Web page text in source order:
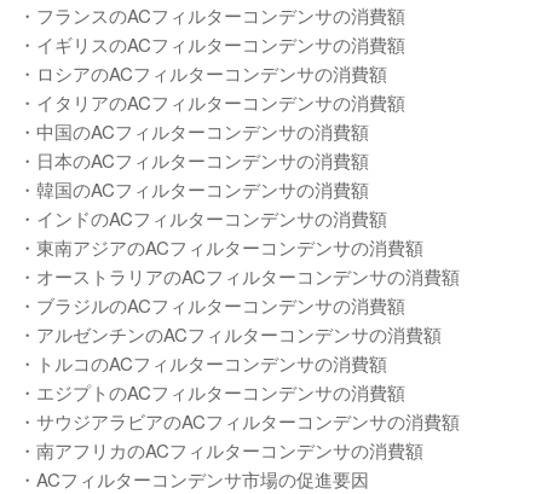
・フランスのACフィルターコンデンサの消費額
・イギリスのACフィルターコンデンサの消費額
・ロシアのACフィルターコンデンサの消費額
・イタリアのACフィルターコンデンサの消費額
・中国のACフィルターコンデンサの消費額
・日本のACフィルターコンデンサの消費額
・韓国のACフィルターコンデンサの消費額
・インドのACフィルターコンデンサの消費額
・東南アジアのACフィルターコンデンサの消費額
・オーストラリアのACフィルターコンデンサの消費額
・ブラジルのACフィルターコンデンサの消費額
・アルゼンチンのACフィルターコンデンサの消費額
・トルコのACフィルターコンデンサの消費額
・エジプトのACフィルターコンデンサの消費額
・サウジアラビアのACフィルターコンデンサの消費額
・南アフリカのACフィルターコンデンサの消費額
・ACフィルターコンデンサ市場の促進要因